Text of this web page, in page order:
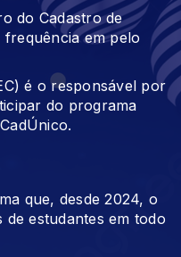
do Cadastro de
frequência em pelo
é o responsável por
do programa
que, desde 2024, o
estudantes em todo